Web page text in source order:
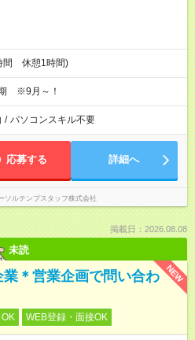
間 休憩1時間)
※9月～！
/ パソコンスキル不要
応募する 詳細へ
ソルテンプスタッフ株式会社
掲載日：2026.08.08
未読
NEW
業＊営業企画で問い合わ
WEB登録・面接OK